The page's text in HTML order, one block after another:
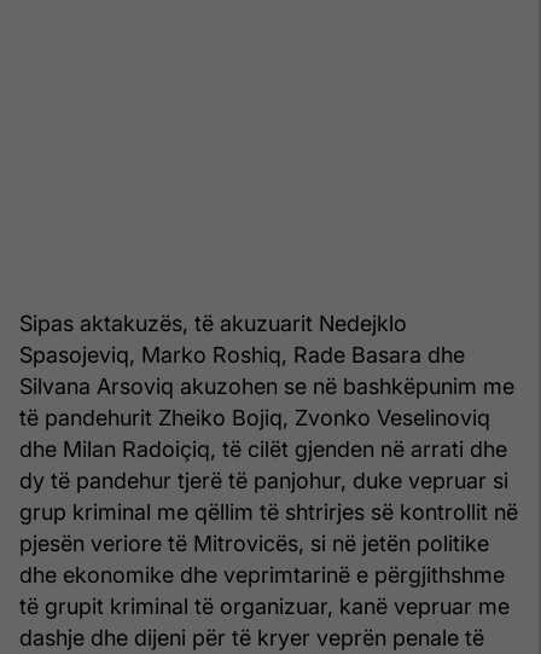
Sipas aktakuzës, të akuzuarit Nedejklo
Spasojeviq, Marko Roshiq, Rade Basara dhe
Silvana Arsoviq akuzohen se në bashkëpunim me
të pandehurit Zheiko Bojiq, Zvonko Veselinoviq
dhe Milan Radoiçiq, të cilët gjenden në arrati dhe
dy të pandehur tjerë të panjohur, duke vepruar si
grup kriminal me qëllim të shtrirjes së kontrollit në
pjesën veriore të Mitrovicës, si në jetën politike
dhe ekonomike dhe veprimtarinë e përgjithshme
të grupit kriminal të organizuar, kanë vepruar me
dashje dhe dijeni për të kryer veprën penale të